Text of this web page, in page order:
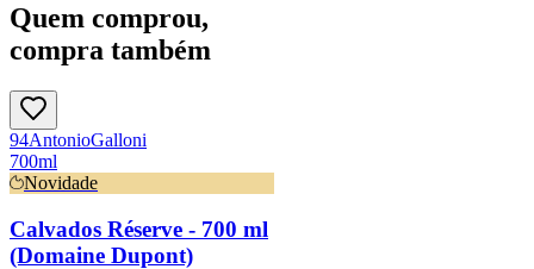
Quem comprou,
compra também
94AntonioGalloni
700ml
Novidade
Calvados Réserve - 700 ml
(Domaine Dupont)